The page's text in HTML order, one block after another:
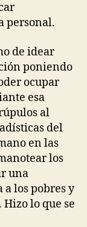
personal.
de idear
poniendo
ocupar
esa
al
del
en las
los
una
los pobres y
lo que se